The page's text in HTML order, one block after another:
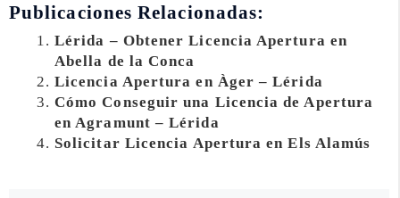
Publicaciones Relacionadas:
Lérida – Obtener Licencia Apertura en
Abella de la Conca
Licencia Apertura en Àger – Lérida
Cómo Conseguir una Licencia de Apertura
en Agramunt – Lérida
Solicitar Licencia Apertura en Els Alamús